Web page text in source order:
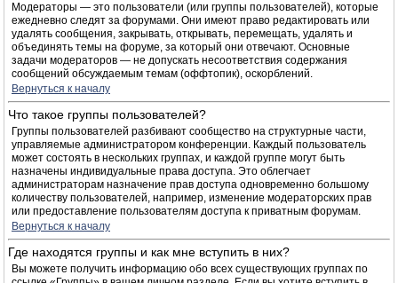
Модераторы — это пользователи (или группы пользователей), которые
ежедневно следят за форумами. Они имеют право редактировать или
удалять сообщения, закрывать, открывать, перемещать, удалять и
объединять темы на форуме, за который они отвечают. Основные
задачи модераторов — не допускать несоответствия содержания
сообщений обсуждаемым темам (оффтопик), оскорблений.
Вернуться к началу
Что такое группы пользователей?
Группы пользователей разбивают сообщество на структурные части,
управляемые администратором конференции. Каждый пользователь
может состоять в нескольких группах, и каждой группе могут быть
назначены индивидуальные права доступа. Это облегчает
администраторам назначение прав доступа одновременно большому
количеству пользователей, например, изменение модераторских прав
или предоставление пользователям доступа к приватным форумам.
Вернуться к началу
Где находятся группы и как мне вступить в них?
Вы можете получить информацию обо всех существующих группах по